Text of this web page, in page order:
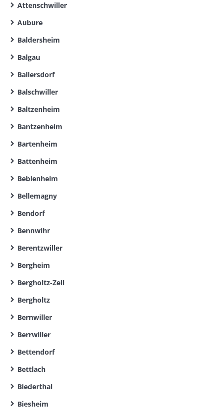
Attenschwiller
Aubure
Baldersheim
Balgau
Ballersdorf
Balschwiller
Baltzenheim
Bantzenheim
Bartenheim
Battenheim
Beblenheim
Bellemagny
Bendorf
Bennwihr
Berentzwiller
Bergheim
Bergholtz-Zell
Bergholtz
Bernwiller
Berrwiller
Bettendorf
Bettlach
Biederthal
Biesheim